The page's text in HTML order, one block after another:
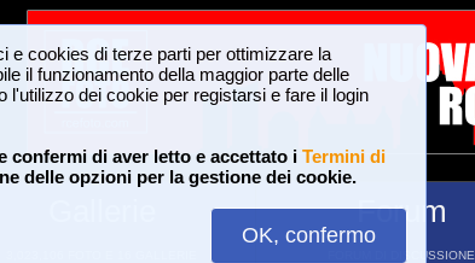
e cookies di terze parti per ottimizzare la
il funzionamento della maggior parte delle
l'utilizzo dei cookie per registarsi e fare il login
confermi di aver letto e accettato i Termini di
delle opzioni per la gestione dei cookie.
OK, confermo
Forum
FORUM DI DISCUSSIONE